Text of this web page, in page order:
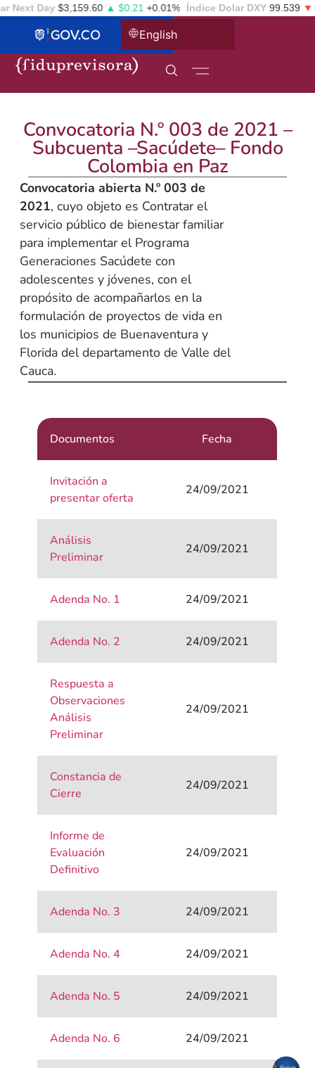
Next Day $3,159.60 ▲ $0.21+0.01% Índice Dolar DXY 99.539 ▼ -
English
Convocatoria N.º 003 de 2021 –
Subcuenta –Sacúdete– Fondo
Colombia en Paz
Convocatoria abierta N.º 003 de
2021, cuyo objeto es Contratar el
servicio público de bienestar familiar
para implementar el Programa
Generaciones Sacúdete con
adolescentes y jóvenes, con el
propósito de acompañarlos en la
formulación de proyectos de vida en
los municipios de Buenaventura y
Florida del departamento de Valle del
Cauca.
Documentos Fecha
Invitación a
presentar oferta
24/09/2021
Análisis
Preliminar
24/09/2021
Adenda No. 1 24/09/2021
Adenda No. 2 24/09/2021
Respuesta a
Observaciones
Análisis
Preliminar
24/09/2021
Constancia de
Cierre
24/09/2021
Informe de
Evaluación
Definitivo
24/09/2021
Adenda No. 3 24/09/2021
Adenda No. 4 24/09/2021
Adenda No. 5 24/09/2021
Adenda No. 6 24/09/2021